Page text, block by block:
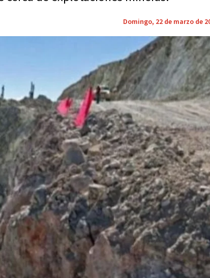
Domingo, 22 de marzo de